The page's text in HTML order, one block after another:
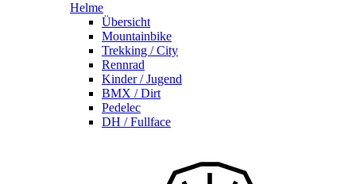
Helme
Übersicht
Mountainbike
Trekking / City
Rennrad
Kinder / Jugend
BMX / Dirt
Pedelec
DH / Fullface